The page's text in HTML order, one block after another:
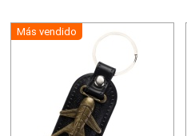
Más vendido